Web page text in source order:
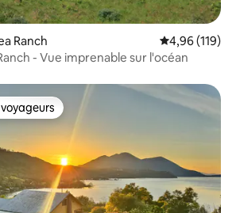
Ranch Évaluation
4,96 (119)
- Vue imprenable sur l'océan
les plus appréciés